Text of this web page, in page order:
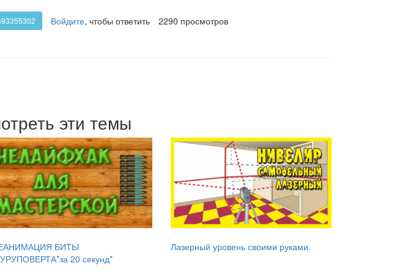
Войдите, чтобы ответить 2290 просмотров
эти темы
БИТЫ
20 секунд*
Лазерный уровень своими руками.